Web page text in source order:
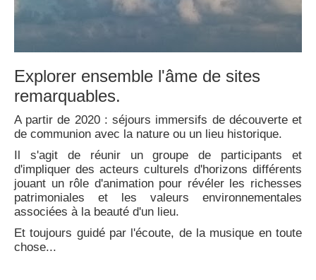
Explorer ensemble l'âme de sites
remarquables.
A partir de 2020 : séjours immersifs de découverte et
de communion avec la nature ou un lieu historique.
Il s'agit de réunir un groupe de participants et
d'impliquer des acteurs culturels d'horizons différents
jouant un rôle d'animation pour révéler les richesses
patrimoniales et les valeurs environnementales
associées à la beauté d'un lieu.
Et toujours guidé par l'écoute, de la musique en toute
chose...